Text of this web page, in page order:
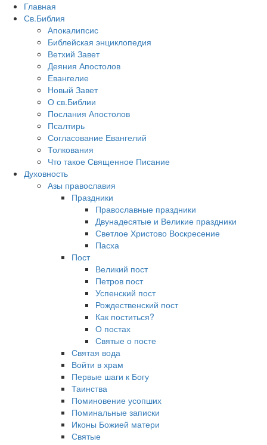
Главная
Св.Библия
Апокалипсис
Библейская энциклопедия
Ветхий Завет
Деяния Апостолов
Евангелие
Новый Завет
О св.Библии
Послания Апостолов
Псалтирь
Согласование Евангелий
Толкования
Что такое Священное Писание
Духовность
Азы православия
Праздники
Православные праздники
Двунадесятые и Великие праздники
Светлое Христово Воскресение
Пасха
Пост
Великий пост
Петров пост
Успенский пост
Рождественский пост
Как поститься?
О постах
Святые о посте
Святая вода
Войти в храм
Первые шаги к Богу
Таинства
Поминовение усопших
Поминальные записки
Иконы Божией матери
Святые